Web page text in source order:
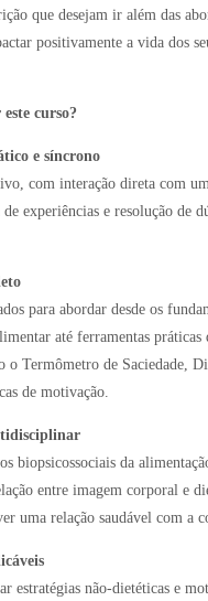
que desejam ir além das
positivamente a vida dos
curso?
e síncrono
com interação direta com
experiências e resolução de
para abordar desde os
até ferramentas práticas
o Termômetro de Saciedade,
de motivação.
biopsicossociais da
entre imagem corporal e
uma relação saudável com a
estratégias não-dietéticas e